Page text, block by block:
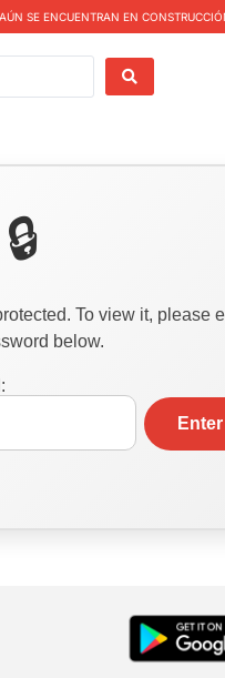
SE ENCUENTRAN EN
To view it, please
below.